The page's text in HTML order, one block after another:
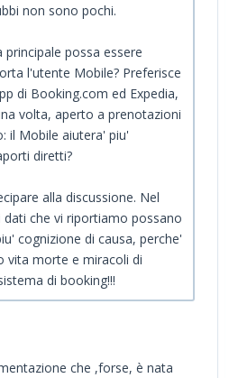
non sono pochi.
possa essere
l'utente Mobile? Preferisce
di Booking.com ed Expedia,
volta, aperto a prenotazioni
il Mobile aiutera' piu'
diretti?
alla discussione. Nel
che vi riportiamo possano
cognizione di causa, perche'
vita morte e miracoli di
di booking!!!
che ,forse, è nata